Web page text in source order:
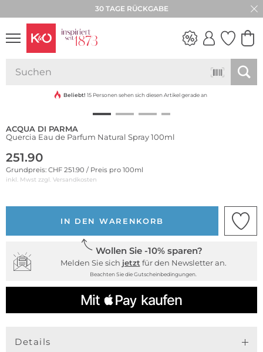
30 TAGE RÜCKGABE
VIBES
Beliebt! 15 Personen sehen sich diesen Artikel gerade an
ACQUA DI PARMA
Quercia Eau de Parfum Natural Spray 100ml
251.90
Grundpreis: CHF 251.90 / Preis pro 100ml
inkl. Mwst zzgl. Versandkosten
IN DEN WARENKORB
Wollen Sie -10% sparen?
Melden Sie sich jetzt für den Newsletter an.
Beachten Sie die Gutscheinbedingungen.
Details